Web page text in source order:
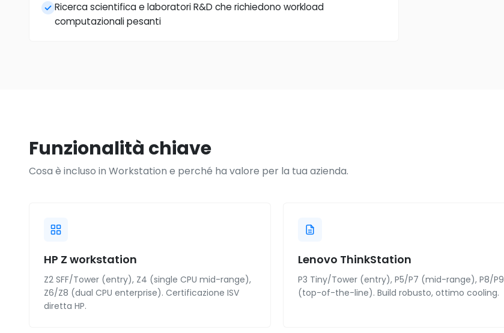
Ricerca scientifica e laboratori R&D che richiedono workload
computazionali pesanti
Funzionalità chiave
Cosa è incluso in Workstation e perché ha valore per la tua azienda.
HP Z workstation
Z2 SFF/Tower (entry), Z4 (single CPU mid-range),
Z6/Z8 (dual CPU enterprise). Certificazione ISV
diretta HP.
Lenovo ThinkStation
P3 Tiny/Tower (entry), P5/P7 (mid-range), P8/P9
(top-of-the-line). Build robusto, ottimo cooling.